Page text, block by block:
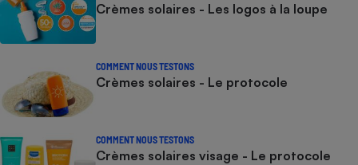
Crèmes solaires - Les logos à la loupe
COMMENT NOUS TESTONS
Crèmes solaires - Le protocole
COMMENT NOUS TESTONS
Crèmes solaires visage - Le protocole